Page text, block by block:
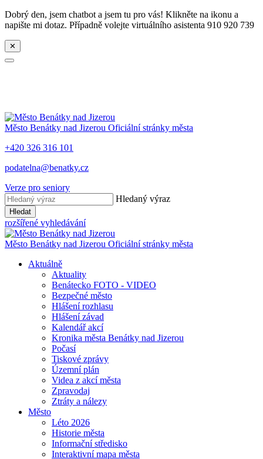
Dobrý den, jsem chatbot a jsem tu pro vás! Klikněte na ikonu a
napište mi dotaz. Případně volejte virtuálního asistenta 910 920 739
✕
Město Benátky nad Jizerou Oficiální stránky města
+420 326 316 101
podatelna@benatky.cz
Verze pro seniory
Hledaný výraz
Hledat
rozšířené vyhledávání
Město Benátky nad Jizerou Oficiální stránky města
Aktuálně
Aktuality
Benátecko FOTO - VIDEO
Bezpečné město
Hlášení rozhlasu
Hlášení závad
Kalendář akcí
Kronika města Benátky nad Jizerou
Počasí
Tiskové zprávy
Územní plán
Videa z akcí města
Zpravodaj
Ztráty a nálezy
Město
Léto 2026
Historie města
Informační středisko
Interaktivní mapa města